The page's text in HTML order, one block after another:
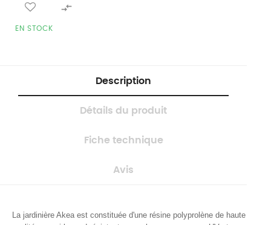

EN STOCK
Description
Détails du produit
Fiche technique
Avis
La jardinière Akea est constituée d'une résine polyprolène de haute